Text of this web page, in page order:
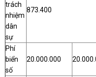
trách
nhiệm
dân
sự
873.400
Phí
biển
số
20.000.000